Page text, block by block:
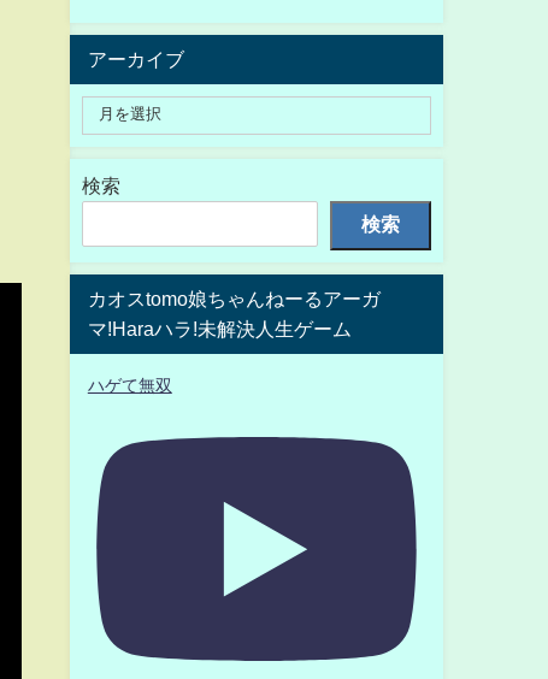
アーカイブ
検索
検索
カオスtomo娘ちゃんねーるアーガ
マ!Haraハラ!未解決人生ゲーム
ハゲて無双